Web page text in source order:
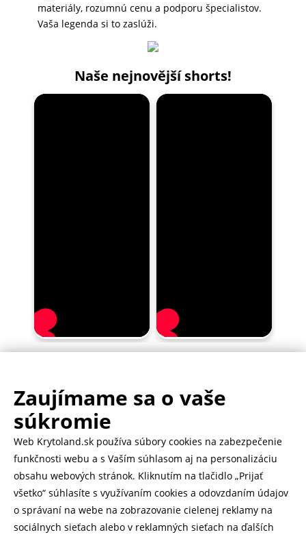
materiály, rozumnú cenu a podporu špecialistov.
Vaša legenda si to zaslúži.
Naše nejnovější shorts!
.
Rychlé doručenie 1-2 dní
Heurekazobraziť recenzie
Zaujímame sa o vaše
súkromie
Web Krytoland.sk používa súbory cookies na zabezpečenie
funkčnosti webu a s Vaším súhlasom aj na personalizáciu
obsahu webových stránok. Kliknutím na tlačidlo „Prijať
všetko“ súhlasíte s využívaním cookies a odovzdaním údajov
o správaní na webe na zobrazovanie cielenej reklamy na
sociálnych sieťach alebo v reklamných sieťach na ďalších